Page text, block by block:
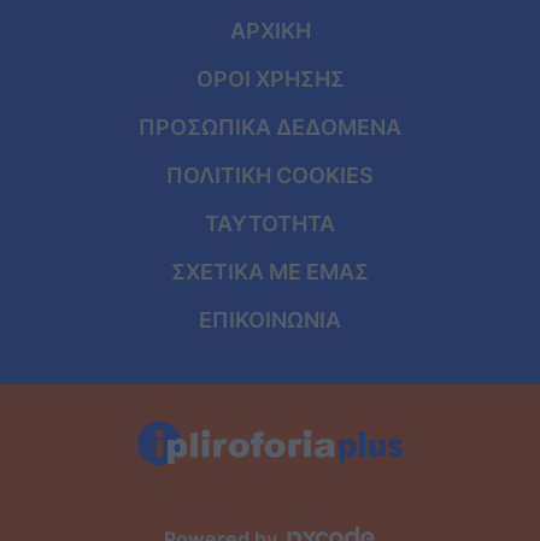
ΑΡΧΙΚΗ
ΟΡΟΙ ΧΡΗΣΗΣ
ΠΡΟΣΩΠΙΚΑ ΔΕΔΟΜΕΝΑ
ΠΟΛΙΤΙΚΗ COOKIES
ΤΑΥΤΟΤΗΤΑ
ΣΧΕΤΙΚΑ ΜΕ ΕΜΑΣ
ΕΠΙΚΟΙΝΩΝΙΑ